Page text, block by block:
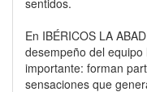
sentidos.
En IBÉRICOS LA
desempeño del
importante: forman
sensaciones que